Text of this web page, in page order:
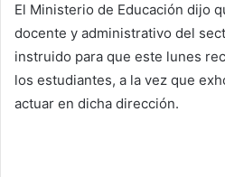
El Ministerio de Educación dijo
docente y administrativo del
instruido para que este lunes
los estudiantes, a la vez que
actuar en dicha dirección.